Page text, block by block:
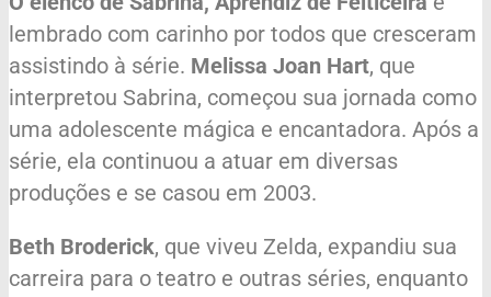
lembrado com carinho por todos que cresceram
assistindo à série. Melissa Joan Hart, que
interpretou Sabrina, começou sua jornada como
uma adolescente mágica e encantadora. Após a
série, ela continuou a atuar em diversas
produções e se casou em 2003.
Beth Broderick, que viveu Zelda, expandiu sua
carreira para o teatro e outras séries, enquanto